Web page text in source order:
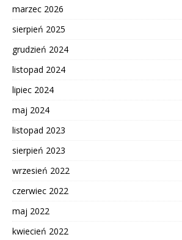
marzec 2026
sierpień 2025
grudzień 2024
listopad 2024
lipiec 2024
maj 2024
listopad 2023
sierpień 2023
wrzesień 2022
czerwiec 2022
maj 2022
kwiecień 2022